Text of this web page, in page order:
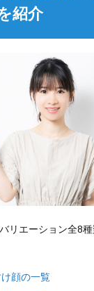
紹介
リエーション全8
顔の一覧